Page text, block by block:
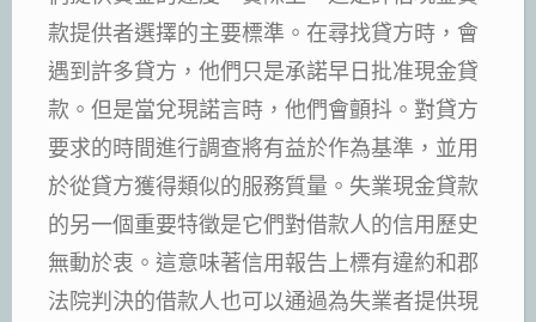
款提供者選擇的主要標準。在尋找貸方時，會
遇到許多貸方，他們只是承諾早日批准現金貸
款。但是當兌現諾言時，他們會顫抖。對貸方
要求的時間進行調查將有益於作為基準，並用
於從貸方獲得類似的服務質量。失業現金貸款
的另一個重要特徵是它們對借款人的信用歷史
無動於衷。這意味著信用報告上標有違約和郡
法院判決的借款人也可以通過為失業者提供現